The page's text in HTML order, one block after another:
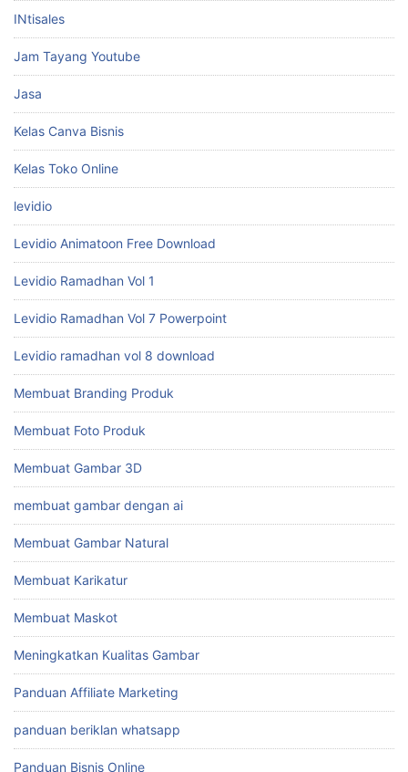
INtisales
Jam Tayang Youtube
Jasa
Kelas Canva Bisnis
Kelas Toko Online
levidio
Levidio Animatoon Free Download
Levidio Ramadhan Vol 1
Levidio Ramadhan Vol 7 Powerpoint
Levidio ramadhan vol 8 download
Membuat Branding Produk
Membuat Foto Produk
Membuat Gambar 3D
membuat gambar dengan ai
Membuat Gambar Natural
Membuat Karikatur
Membuat Maskot
Meningkatkan Kualitas Gambar
Panduan Affiliate Marketing
panduan beriklan whatsapp
Panduan Bisnis Online